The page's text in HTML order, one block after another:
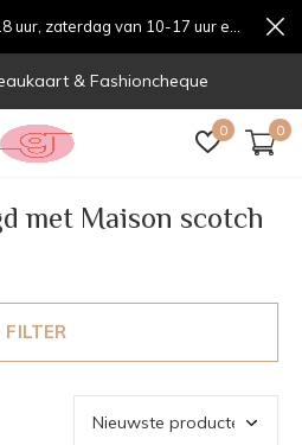
0 0
& Fashioncheque
met Maison scotch
FILTER